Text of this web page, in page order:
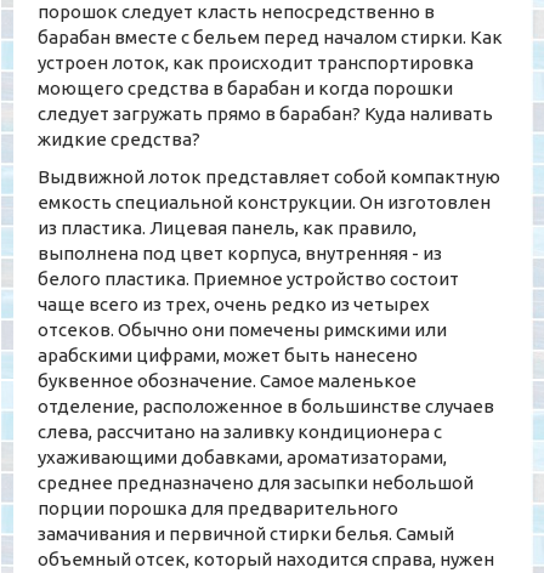
порошок следует класть непосредственно в
барабан вместе с бельем перед началом стирки. Как
устроен лоток, как происходит транспортировка
моющего средства в барабан и когда порошки
следует загружать прямо в барабан? Куда наливать
жидкие средства?
Выдвижной лоток представляет собой компактную
емкость специальной конструкции. Он изготовлен
из пластика. Лицевая панель, как правило,
выполнена под цвет корпуса, внутренняя - из
белого пластика. Приемное устройство состоит
чаще всего из трех, очень редко из четырех
отсеков. Обычно они помечены римскими или
арабскими цифрами, может быть нанесено
буквенное обозначение. Самое маленькое
отделение, расположенное в большинстве случаев
слева, рассчитано на заливку кондиционера с
ухаживающими добавками, ароматизаторами,
среднее предназначено для засыпки небольшой
порции порошка для предварительного
замачивания и первичной стирки белья. Самый
объемный отсек, который находится справа, нужен